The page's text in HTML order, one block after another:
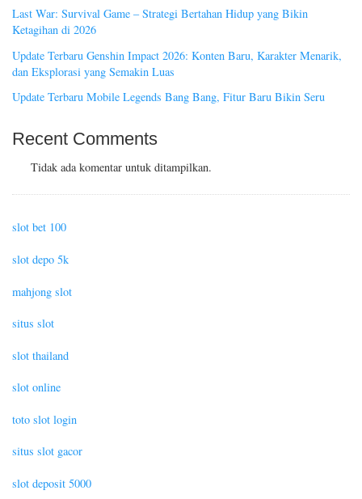
Last War: Survival Game – Strategi Bertahan Hidup yang Bikin
Ketagihan di 2026
Update Terbaru Genshin Impact 2026: Konten Baru, Karakter Menarik,
dan Eksplorasi yang Semakin Luas
Update Terbaru Mobile Legends Bang Bang, Fitur Baru Bikin Seru
Recent Comments
Tidak ada komentar untuk ditampilkan.
slot bet 100
slot depo 5k
mahjong slot
situs slot
slot thailand
slot online
toto slot login
situs slot gacor
slot deposit 5000